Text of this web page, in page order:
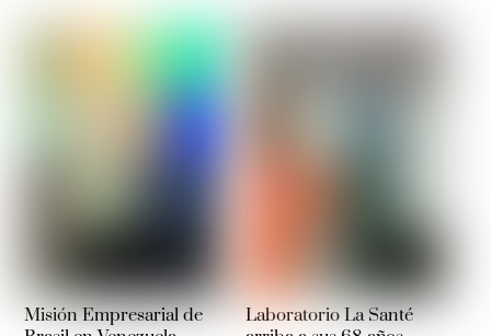
Misión Empresarial de
Laboratorio La Santé